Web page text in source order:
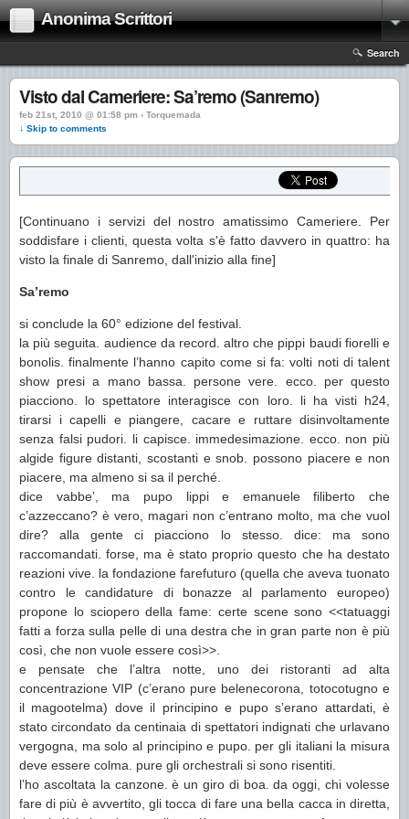
Anonima Scrittori
Search
Visto dal Cameriere: Sa’remo (Sanremo)
feb 21st, 2010 @ 01:58 pm › Torquemada
↓ Skip to comments
[Continuano i servizi del nostro amatissimo Cameriere. Per
soddisfare i clienti, questa volta s'è fatto davvero in quattro: ha
visto la finale di Sanremo, dall'inizio alla fine]
Sa’remo
si conclude la 60° edizione del festival.
la più seguita. audience da record. altro che pippi baudi fiorelli e
bonolis. finalmente l’hanno capito come si fa: volti noti di talent
show presi a mano bassa. persone vere. ecco. per questo
piacciono. lo spettatore interagisce con loro. li ha visti h24,
tirarsi i capelli e piangere, cacare e ruttare disinvoltamente
senza falsi pudori. li capisce. immedesimazione. ecco. non più
algide figure distanti, scostanti e snob. possono piacere e non
piacere, ma almeno si sa il perché.
dice vabbe’, ma pupo lippi e emanuele filiberto che
c’azzeccano? è vero, magari non c’entrano molto, ma che vuol
dire? alla gente ci piacciono lo stesso. dice: ma sono
raccomandati. forse, ma è stato proprio questo che ha destato
reazioni vive. la fondazione farefuturo (quella che aveva tuonato
contro le candidature di bonazze al parlamento europeo)
propone lo sciopero della fame: certe scene sono <<tatuaggi
fatti a forza sulla pelle di una destra che in gran parte non è più
così, che non vuole essere così>>.
e pensate che l’altra notte, uno dei ristoranti ad alta
concentrazione VIP (c’erano pure belenecorona, totocotugno e
il magootelma) dove il principino e pupo s’erano attardati, è
stato circondato da centinaia di spettatori indignati che urlavano
vergogna, ma solo al principino e pupo. per gli italiani la misura
deve essere colma. pure gli orchestrali si sono risentiti.
l’ho ascoltata la canzone. è un giro di boa. da oggi, chi volesse
fare di più è avvertito, gli tocca di fare una bella cacca in diretta,